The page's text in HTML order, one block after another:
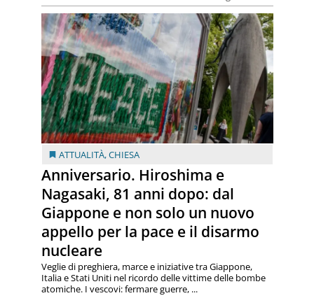
ATTUALITÀ,CHIESA
Anniversario. Hiroshima e
Nagasaki, 81 anni dopo: dal
Giappone e non solo un nuovo
appello per la pace e il disarmo
nucleare
Veglie di preghiera, marce e iniziative tra Giappone,
Italia e Stati Uniti nel ricordo delle vittime delle bombe
atomiche. I vescovi: fermare guerre, ...